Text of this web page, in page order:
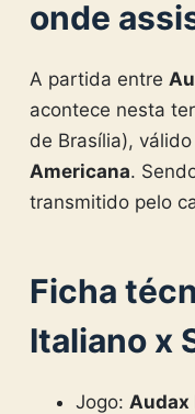
onde
A partida entre
acontece nesta
de Brasília),
Americana.
transmitido pelo
Ficha
Italiano x
Jogo:Audax